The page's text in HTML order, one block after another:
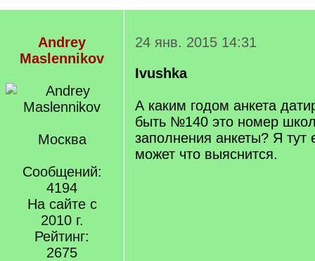
Andrey
Maslennikov
Москва
Сообщений:
4194
На сайте с
2010 г.
Рейтинг:
2675
24 янв. 2015 14:31
Ivushka
А каким годом анкета
быть №140 это номер
заполнения анкеты? Я
может что выяснится.